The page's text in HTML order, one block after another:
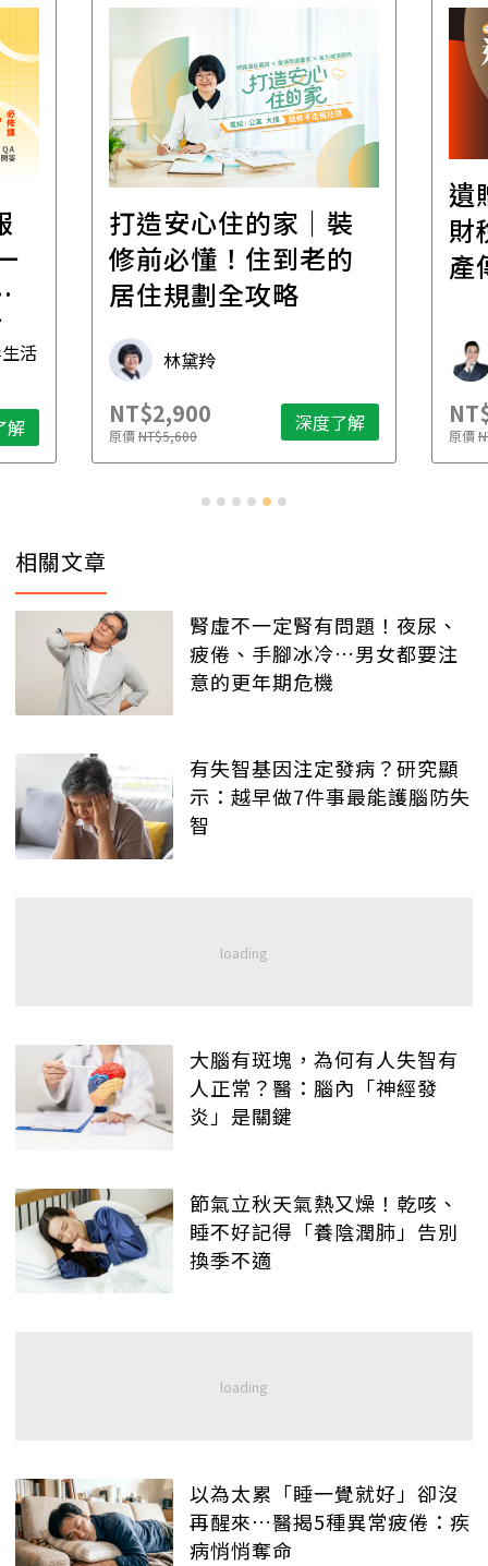
活
解
打造安心住的家｜裝
修前必懂！住到老的
居住規劃全攻略
林黛羚
NT$2,900
原價NT$5,600 深度了解
遺
財
產
原價
相關文章
腎虛不一定腎有問題！夜尿、
疲倦、手腳冰冷…男女都要注
意的更年期危機
有失智基因注定發病？研究顯
示：越早做7件事最能護腦防失
智
大腦有斑塊，為何有人失智有
人正常？醫：腦內「神經發
炎」是關鍵
節氣立秋天氣熱又燥！乾咳、
睡不好記得「養陰潤肺」告別
換季不適
以為太累「睡一覺就好」卻沒
再醒來…醫揭5種異常疲倦：疾
病悄悄奪命